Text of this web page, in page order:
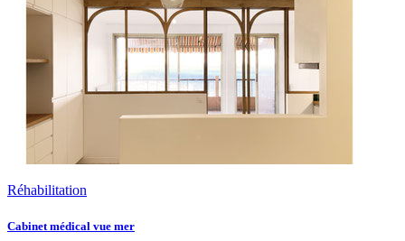
Réhabilitation
Cabinet médical vue mer